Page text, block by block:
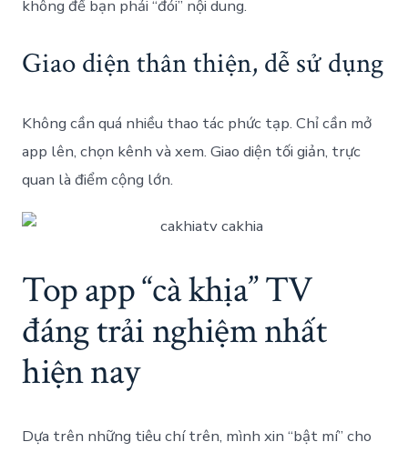
không để bạn phải “đói” nội dung.
Giao diện thân thiện, dễ sử dụng
Không cần quá nhiều thao tác phức tạp. Chỉ cần mở
app lên, chọn kênh và xem. Giao diện tối giản, trực
quan là điểm cộng lớn.
Top app “cà khịa” TV
đáng trải nghiệm nhất
hiện nay
Dựa trên những tiêu chí trên, mình xin “bật mí” cho